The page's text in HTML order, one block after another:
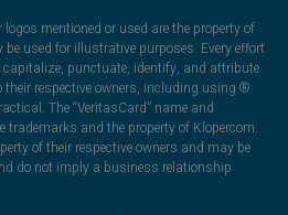
mentioned or used are the property of
used for illustrative purposes. Every effort
punctuate, identify, and attribute
respective owners, including using ®
The “VeritasCard” name and
and the property of Klopercom.
of their respective owners and may be
do not imply a business relationship